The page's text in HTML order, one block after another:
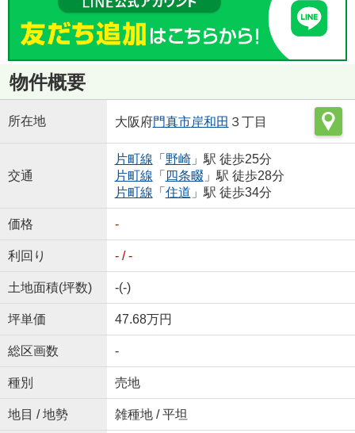
物件概要
所在地 大阪府門真市岸和田 ３丁目
交通
片町線 「 野崎」駅 徒歩25分
片町線 「 四条畷」駅 徒歩28分
片町線 「 住道 」駅 徒歩34分
価格 -
利回り - / -
土地面積(坪数) -(-)
坪単価 47.68万円
総区画数 -
種別 売地
地目 / 地勢 雑種地 / 平坦